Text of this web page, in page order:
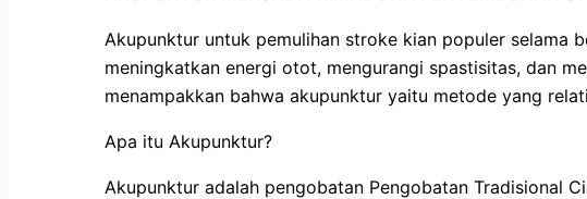
Akupunktur untuk pemulihan stroke kian populer selama
meningkatkan energi otot, mengurangi spastisitas, dan
menampakkan bahwa akupunktur yaitu metode yang
Apa itu Akupunktur?
Akupunktur adalah pengobatan Pengobatan Tradisional